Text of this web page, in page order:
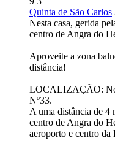
Quinta de São Carlos
Nesta casa, gerida
centro de Angra do
Aproveite a zona
distância!
LOCALIZAÇÃO: No
Nº33.
A uma distância de 4
centro de Angra do
aeroporto e centro da